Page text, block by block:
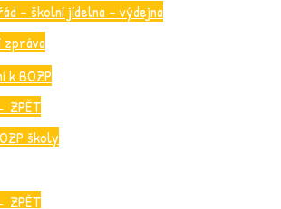
– školní jídelna – výdejna
k BOZP
ZPĚT
školy
ZPĚT